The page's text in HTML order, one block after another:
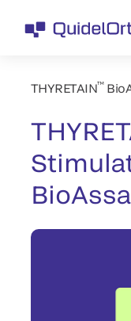
THYRETAIN™